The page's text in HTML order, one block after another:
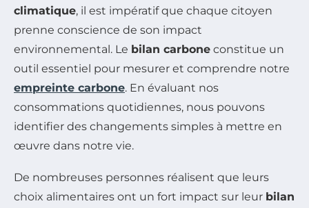
climatique, il est impératif que chaque citoyen
prenne conscience de son impact
environnemental. Le bilan carbone constitue un
outil essentiel pour mesurer et comprendre notre
empreinte carbone. En évaluant nos
consommations quotidiennes, nous pouvons
identifier des changements simples à mettre en
œuvre dans notre vie.
De nombreuses personnes réalisent que leurs
choix alimentaires ont un fort impact sur leur bilan